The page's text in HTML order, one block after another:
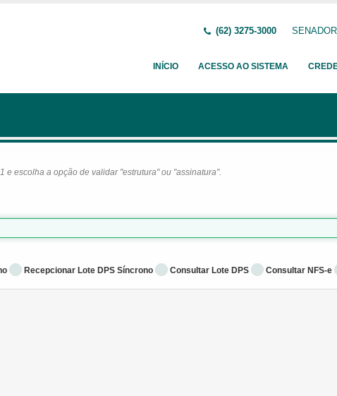
(62) 3275-3000
INÍCIO ACESSO AO SISTEMA
escolha a opção de validar "estrutura" ou "assinatura".
Recepcionar Lote DPS Síncrono Consultar Lote DPS Consultar NFS-e